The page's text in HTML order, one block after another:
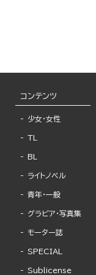
コンテンツ
少女・女性
TL
BL
ライトノベル
青年・一般
グラビア・写真集
モーター誌
SPECIAL
Sublicense